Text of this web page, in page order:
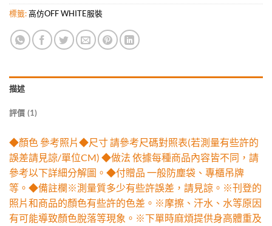
標籤:高仿OFF WHITE服裝
描述
評價 (1)
◆顏色 參考照片◆尺寸 請參考尺碼對照表(若測量有些許的
誤差請見諒/單位CM) ◆做法 依據每種商品內容皆不同，請
參考以下詳細分解圖。◆付贈品 一般防塵袋、專櫃吊牌
等。◆備註欄※測量質多少有些許誤差，請見諒。※刊登的
照片和商品的顏色有些許的色差。※摩擦、汗水、水等原因
有可能導致顏色脫落等現象。※下單時麻煩提供身高體重及